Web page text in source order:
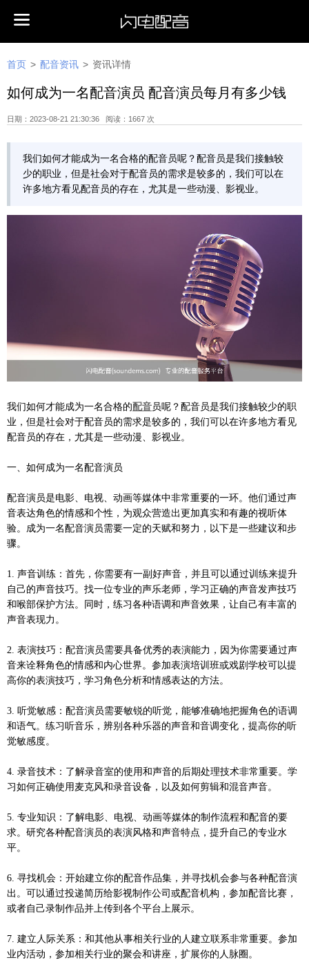
首页 > 配音资讯 > 资讯详情
如何成为一名配音演员 配音演员每月有多少钱
日期：2023-08-21 21:30:36 阅读：1667 次
我们如何才能成为一名合格的配音员呢？配音员是我们接触较
少的职业，但是社会对于配音员的需求是较多的，我们可以在
许多地方看见配音员的存在，尤其是一些动漫、影视业。
我们如何才能成为一名合格的配音员呢？配音员是我们接触较少的职
业，但是社会对于配音员的需求是较多的，我们可以在许多地方看见
配音员的存在，尤其是一些动漫、影视业。
一、如何成为一名配音演员
配音演员是电影、电视、动画等媒体中非常重要的一环。他们通过声
音表达角色的情感和个性，为观众营造出更加真实和有趣的视听体
验。成为一名配音演员需要一定的天赋和努力，以下是一些建议和步
骤。
1. 声音训练：首先，你需要有一副好声音，并且可以通过训练来提升
自己的声音技巧。找一位专业的声乐老师，学习正确的声音发声技巧
和喉部保护方法。同时，练习各种语调和声音效果，让自己有丰富的
声音表现力。
2. 表演技巧：配音演员需要具备优秀的表演能力，因为你需要通过声
音来诠释角色的情感和内心世界。参加表演培训班或戏剧学校可以提
高你的表演技巧，学习角色分析和情感表达的方法。
3. 听觉敏感：配音演员需要敏锐的听觉，能够准确地把握角色的语调
和语气。练习听音乐，辨别各种乐器的声音和音调变化，提高你的听
觉敏感度。
4. 录音技术：了解录音室的使用和声音的后期处理技术非常重要。学
习如何正确使用麦克风和录音设备，以及如何剪辑和混音声音。
5. 专业知识：了解电影、电视、动画等媒体的制作流程和配音的要
求。研究各种配音演员的表演风格和声音特点，提升自己的专业水
平。
6. 寻找机会：开始建立你的配音作品集，并寻找机会参与各种配音演
出。可以通过投递简历给影视制作公司或配音机构，参加配音比赛，
或者自己录制作品并上传到各个平台上展示。
7. 建立人际关系：和其他从事相关行业的人建立联系非常重要。参加
业内活动，参加相关行业的聚会和讲座，扩展你的人脉圈。